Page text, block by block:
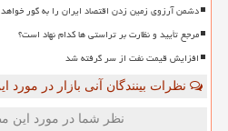
دشمن آرزوی زمین زدن اقتصاد ایران را به گور
مرجع تأیید و نظارت بر تراستی ها کدام نهاد است؟
افزایش قیمت نفت از سر گرفته شد
نظرات بینندگان آنی بازار در مورد
نظر شما در مورد این